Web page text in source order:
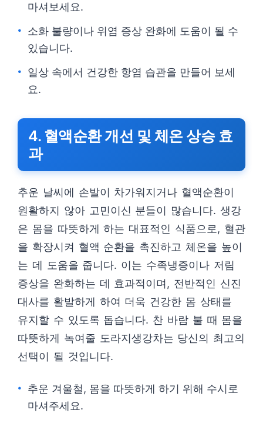
마셔보세요.
소화 불량이나 위염 증상 완화에 도움이 될 수
있습니다.
일상 속에서 건강한 항염 습관을 만들어 보세
요.
4. 혈액순환 개선 및 체온 상승 효
과
추운 날씨에 손발이 차가워지거나 혈액순환이
원활하지 않아 고민이신 분들이 많습니다. 생강
은 몸을 따뜻하게 하는 대표적인 식품으로, 혈관
을 확장시켜 혈액 순환을 촉진하고 체온을 높이
는 데 도움을 줍니다. 이는 수족냉증이나 저림
증상을 완화하는 데 효과적이며, 전반적인 신진
대사를 활발하게 하여 더욱 건강한 몸 상태를
유지할 수 있도록 돕습니다. 찬 바람 불 때 몸을
따뜻하게 녹여줄 도라지생강차는 당신의 최고의
선택이 될 것입니다.
추운 겨울철, 몸을 따뜻하게 하기 위해 수시로
마셔주세요.